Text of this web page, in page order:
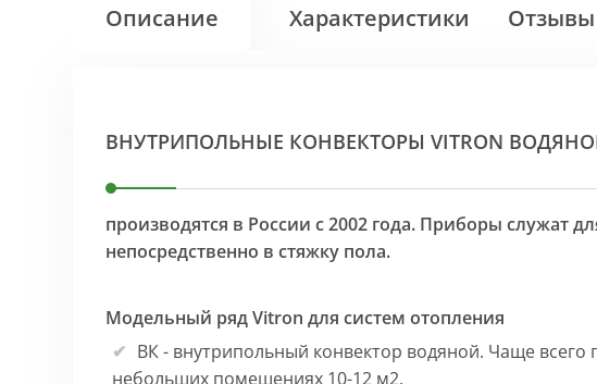
Описание Характеристики Отзывы
ВНУТРИПОЛЬНЫЕ КОНВЕКТОРЫ VITRON
производятся в России с 2002 года. Приборы служат
непосредственно в стяжку пола.
Модельный ряд Vitron для систем отопления
ВК - внутрипольный конвектор водяной. Чаще
небольших помещениях 10-12 м2.